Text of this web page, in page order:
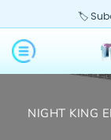
🏷️
NIGHT KING